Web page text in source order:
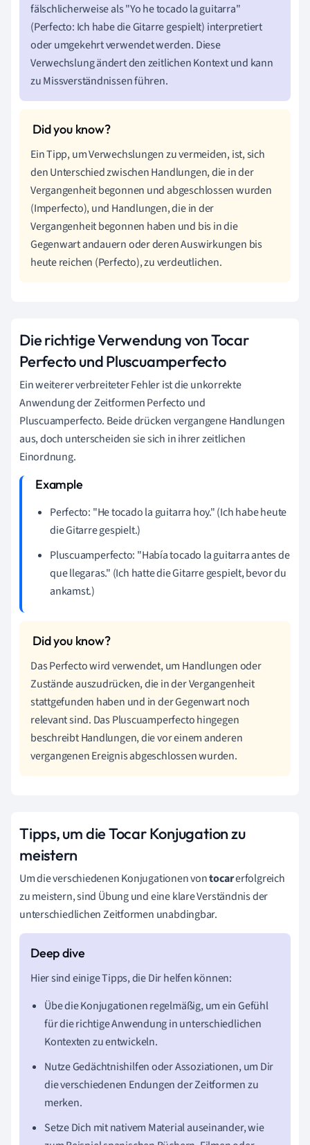
fälschlicherweise als "Yo he tocado la guitarra"
(Perfecto: Ich habe die Gitarre gespielt) interpretiert
oder umgekehrt verwendet werden. Diese
Verwechslung ändert den zeitlichen Kontext und kann
zu Missverständnissen führen.
Ein Tipp, um Verwechslungen zu vermeiden, ist, sich
den Unterschied zwischen Handlungen, die in der
Vergangenheit begonnen und abgeschlossen wurden
(Imperfecto), und Handlungen, die in der
Vergangenheit begonnen haben und bis in die
Gegenwart andauern oder deren Auswirkungen bis
heute reichen (Perfecto), zu verdeutlichen.
Die richtige Verwendung von Tocar
Perfecto und Pluscuamperfecto
Ein weiterer verbreiteter Fehler ist die unkorrekte
Anwendung der Zeitformen Perfecto und
Pluscuamperfecto. Beide drücken vergangene Handlungen
aus, doch unterscheiden sie sich in ihrer zeitlichen
Einordnung.
Perfecto: "He tocado la guitarra hoy." (Ich habe heute
die Gitarre gespielt.)
Pluscuamperfecto: "Había tocado la guitarra antes de
que llegaras." (Ich hatte die Gitarre gespielt, bevor du
ankamst.)
Das Perfecto wird verwendet, um Handlungen oder
Zustände auszudrücken, die in der Vergangenheit
stattgefunden haben und in der Gegenwart noch
relevant sind. Das Pluscuamperfecto hingegen
beschreibt Handlungen, die vor einem anderen
vergangenen Ereignis abgeschlossen wurden.
Tipps, um die Tocar Konjugation zu
meistern
Um die verschiedenen Konjugationen vontocarerfolgreich
zu meistern, sind Übung und eine klare Verständnis der
unterschiedlichen Zeitformen unabdingbar.
Hier sind einige Tipps, die Dir helfen können:
Übe die Konjugationen regelmäßig, um ein Gefühl
für die richtige Anwendung in unterschiedlichen
Kontexten zu entwickeln.
Nutze Gedächtnishilfen oder Assoziationen, um Dir
die verschiedenen Endungen der Zeitformen zu
merken.
Setze Dich mit nativem Material auseinander, wie